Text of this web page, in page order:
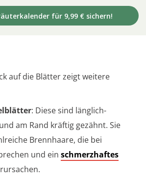
für 9,99 € sichern!
auf die Blätter zeigt weitere
: Diese sind länglich-
am Rand kräftig gezähnt. Sie
Brennhaare, die bei
und ein schmerzhaftes